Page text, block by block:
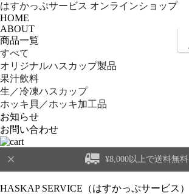
はすかっぷサービス オンラインショップ
HOME
ABOUT
商品一覧
すべて
オリジナルハスカップ製品
果汁飲料
生／冷凍ハスカップ
ホッキ貝／ホッキ加工品
お知らせ
お問い合わせ
¥8,000以上で送料無料
HASKAP SERVICE （はすかっぷサービス）